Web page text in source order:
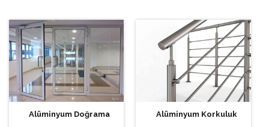
Alüminyum Doğrama Alüminyum Korkuluk